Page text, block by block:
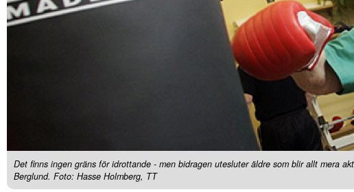
Det finns ingen gräns för idrottande - men bidragen utesluter äldre som blir allt mera
Berglund. Foto: Hasse Holmberg, TT